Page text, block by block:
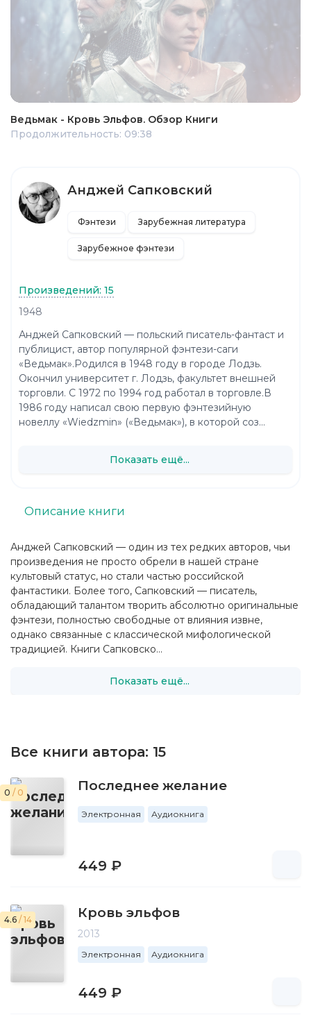
Ведьмак - Кровь Эльфов. Обзор Книги
Продолжительность: 09:38
Анджей Сапковский — один из тех редких авторов, чьи
произведения не просто обрели в нашей стране
культовый статус, но стали частью российской
фантастики. Более того, Сапковский — писатель,
обладающий талантом творить абсолютно оригинальные
фэнтези, полностью свободные от влияния извне,
однако связанные с классической мифологической
традицией. Книги Сапковско...
Показать ещё...
Описание книги
Все книги автора: 15
0 / 0 Последнее желание
Электронная Аудиокнига
449 ₽
4.6 / 14 Кровь эльфов
2013
Электронная Аудиокнига
449 ₽
Анджей Сапковский
Фэнтези Зарубежная литература
Зарубежное фэнтези
Произведений: 15
1948
Анджей Сапковский — польский писатель-фантаст и
публицист, автор популярной фэнтези-саги
«Ведьмак».Родился в 1948 году в городе Лодзь.
Окончил университет г. Лодзь, факультет внешней
торговли. С 1972 по 1994 год работал в торговле.В
1986 году написал свою первую фэнтезийную
новеллу «Wiedzmin» («Ведьмак»), в которой соз...
Показать ещё...